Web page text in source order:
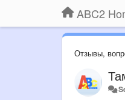
ABC2
Отзывы,